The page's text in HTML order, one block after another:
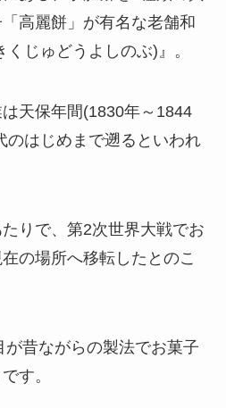
高麗餅」が有名な老舗和
じゅどうよしのぶ)』。
天保年間(1830年～1844
のはじめまで遡るといわれ
りで、第2次世界大戦でお
の場所へ移転したとのこ
昔ながらの製法でお菓子
す。